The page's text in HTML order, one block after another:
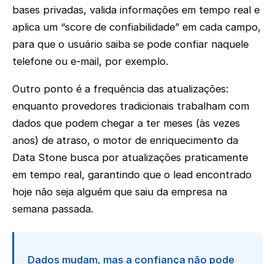
bases privadas, valida informações em tempo real e
aplica um “score de confiabilidade” em cada campo,
para que o usuário saiba se pode confiar naquele
telefone ou e-mail, por exemplo.
Outro ponto é a frequência das atualizações:
enquanto provedores tradicionais trabalham com
dados que podem chegar a ter meses (às vezes
anos) de atraso, o motor de enriquecimento da
Data Stone busca por atualizações praticamente
em tempo real, garantindo que o lead encontrado
hoje não seja alguém que saiu da empresa na
semana passada.
Dados mudam, mas a confiança não pode